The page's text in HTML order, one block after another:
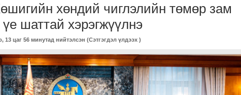
хөндий чиглэлийн төмөр зам
шаттай хэрэгжүүлнэ
13 цаг 56 минутад нийтэлсэн (Сэтгэгдэл үлдээх )